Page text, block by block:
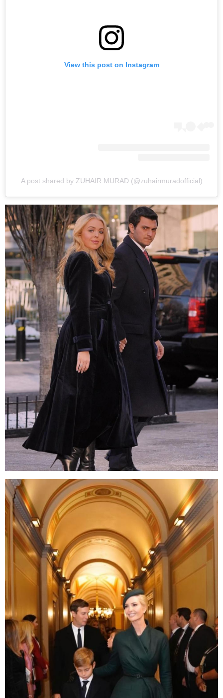
View this post on Instagram
A post shared by ZUHAIR MURAD (@zuhairmuradofficial)